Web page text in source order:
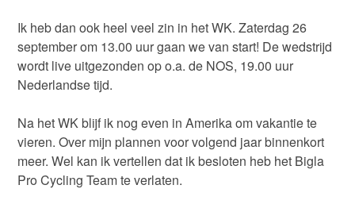
Ik heb dan ook heel veel zin in het WK. Zaterdag 26
september om 13.00 uur gaan we van start! De wedstrijd
wordt live uitgezonden op o.a. de NOS, 19.00 uur
Nederlandse tijd.
Na het WK blijf ik nog even in Amerika om vakantie te
vieren. Over mijn plannen voor volgend jaar binnenkort
meer. Wel kan ik vertellen dat ik besloten heb het Bigla
Pro Cycling Team te verlaten.